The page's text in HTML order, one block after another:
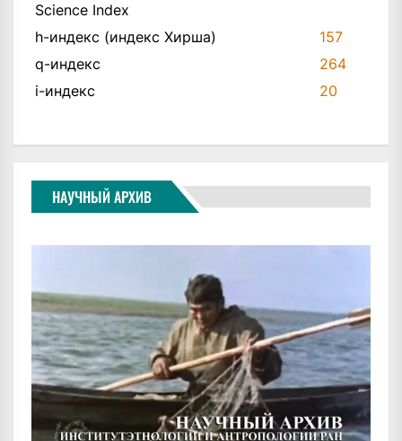
Science Index
h-индекс (индекс Хирша)
157
q-индекс
264
i-индекс
20
НАУЧНЫЙ АРХИВ